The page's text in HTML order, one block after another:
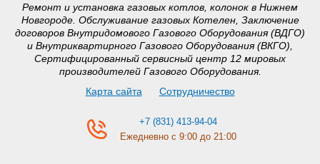
Ремонт и установка газовых котлов, колонок в Нижнем
Новгороде. Обслуживание газовых Котелен, Заключение
договоров Внутридомового Газового Оборудования (ВДГО)
и Внутриквартирного Газового Оборудования (ВКГО),
Сертифицированный сервисный центр 12 мировых
производителей Газового Оборудования.
Карта сайта
Сотрудничество
+7 (831) 413-94-04
Ежедневно с 9:00 до 21:00